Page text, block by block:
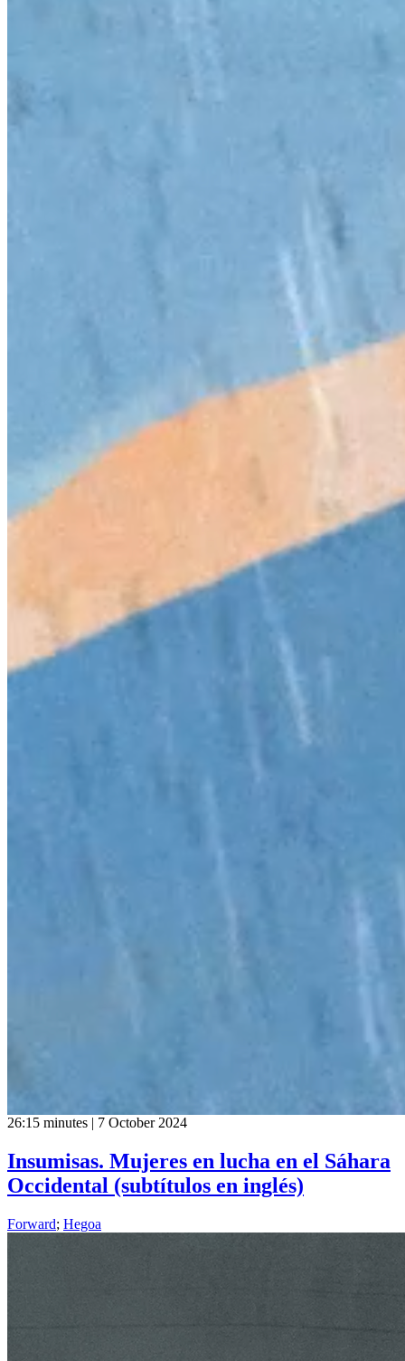
26:15 minutes | 7 October 2024
Insumisas. Mujeres en lucha en el Sáhara
Occidental (subtítulos en inglés)
Forward; Hegoa